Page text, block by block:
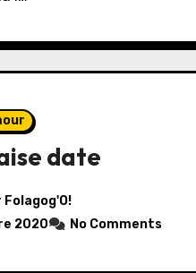
date
Folagog'O!
2020
No Comments